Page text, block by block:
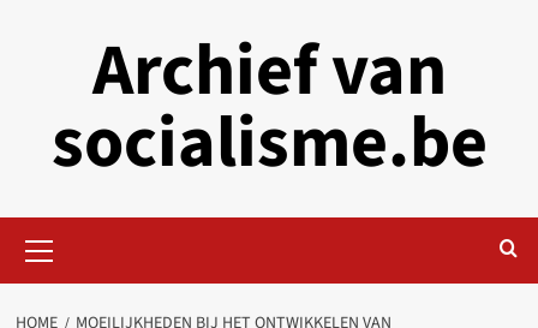
Archief van
socialisme.be
Menu
HOME
MOEILIJKHEDEN BIJ HET ONTWIKKELEN VAN